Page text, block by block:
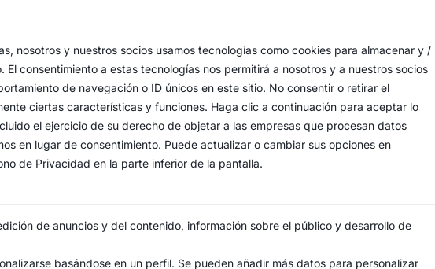
nosotros y nuestros socios usamos tecnologías como cookies para almacenar y /
consentimiento a estas tecnologías nos permitirá a nosotros y a nuestros socios
de navegación o ID únicos en este sitio. No consentir o retirar el
ciertas características y funciones. Haga clic a continuación para aceptar lo
el ejercicio de su derecho de objetar a las empresas que procesan datos
en lugar de consentimiento. Puede actualizar o cambiar sus opciones en
de Privacidad en la parte inferior de la pantalla.
de anuncios y del contenido, información sobre el público y desarrollo de
basándose en un perfil. Se pueden añadir más datos para personalizar
y Cofradía de
Padre Jesús de las
de la Estrella,
Lignum Crucis, San
y Santas Justa y
.
Jacinto, 41
Jesús de las Penas, 4